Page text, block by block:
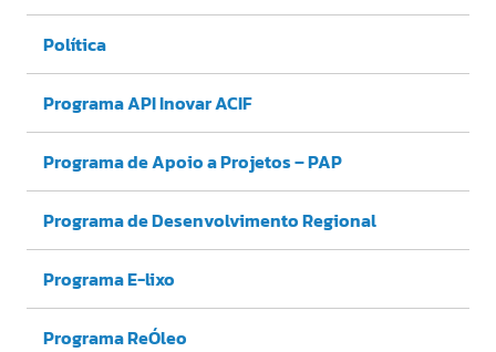
Política
Programa API Inovar ACIF
Programa de Apoio a Projetos – PAP
Programa de Desenvolvimento Regional
Programa E-lixo
Programa ReÓleo